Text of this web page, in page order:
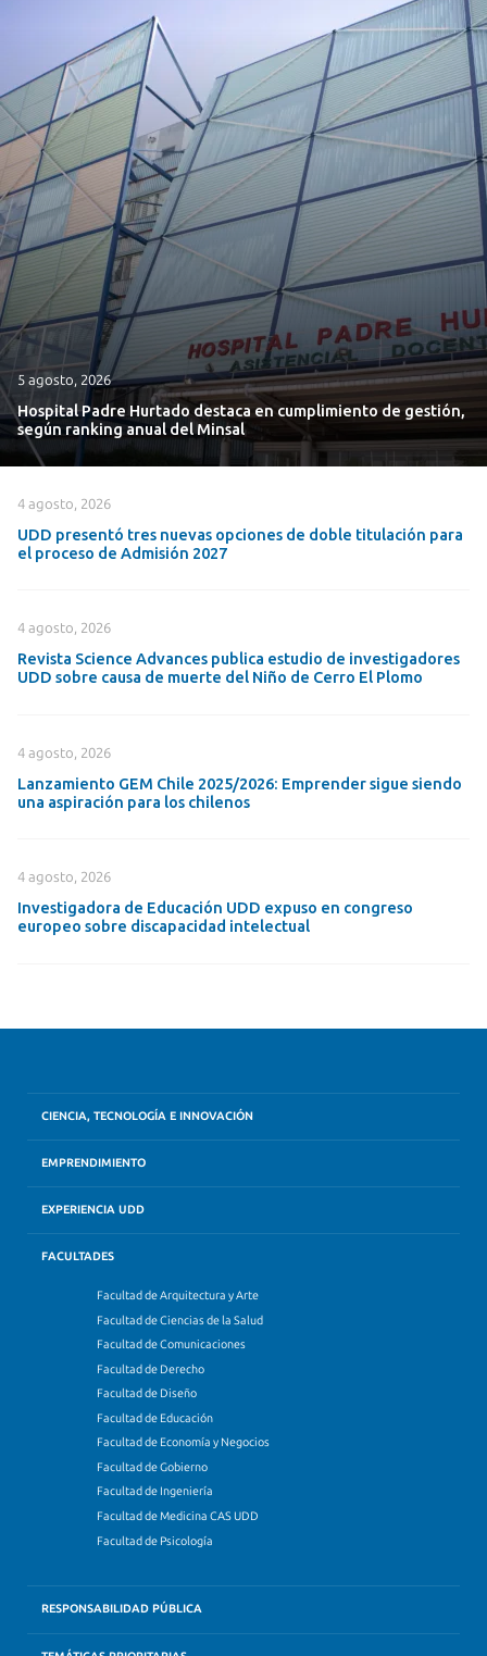
5 agosto, 2026
Hospital Padre Hurtado destaca en cumplimiento de gestión,
según ranking anual del Minsal
4 agosto, 2026
UDD presentó tres nuevas opciones de doble titulación para
el proceso de Admisión 2027
4 agosto, 2026
Revista Science Advances publica estudio de investigadores
UDD sobre causa de muerte del Niño de Cerro El Plomo
4 agosto, 2026
Lanzamiento GEM Chile 2025/2026: Emprender sigue siendo
una aspiración para los chilenos
4 agosto, 2026
Investigadora de Educación UDD expuso en congreso
europeo sobre discapacidad intelectual
CIENCIA, TECNOLOGÍA E INNOVACIÓN
EMPRENDIMIENTO
EXPERIENCIA UDD
FACULTADES
Facultad de Arquitectura y Arte
Facultad de Ciencias de la Salud
Facultad de Comunicaciones
Facultad de Derecho
Facultad de Diseño
Facultad de Educación
Facultad de Economía y Negocios
Facultad de Gobierno
Facultad de Ingeniería
Facultad de Medicina CAS UDD
Facultad de Psicología
RESPONSABILIDAD PÚBLICA